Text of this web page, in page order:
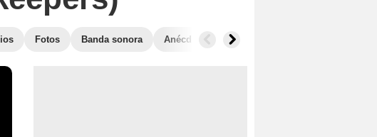
Fotos Banda sonora Anécdotas Películas similares